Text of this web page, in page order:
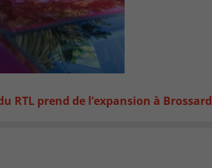
RTL prend de l’expansion à Brossard